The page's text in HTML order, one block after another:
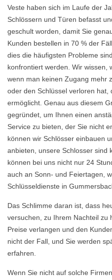
Veste haben sich im Laufe der
Schlössern und Türen befasst
geschult worden, damit Sie
Kunden bestellen in 70 % der
dies die häufigsten Probleme
konfrontiert werden. Wir wissen,
wenn man keinen Zugang mehr
oder den Schlüssel verloren hat,
ermöglicht. Genau aus diesem
gegründet, um Ihnen einen
Service zu bieten, der Sie nicht
können wir Schlösser einbauen
anbieten, unsere Schlosser sind
können bei uns nicht nur 24
auch an Sonn- und Feiertagen,
Schlüsseldienste in
Das Schlimme daran ist, dass
versuchen, zu Ihrem Nachteil zu
Preise verlangen und den
nicht der Fall, und Sie werden
erfahren.
Wenn Sie nicht auf solche